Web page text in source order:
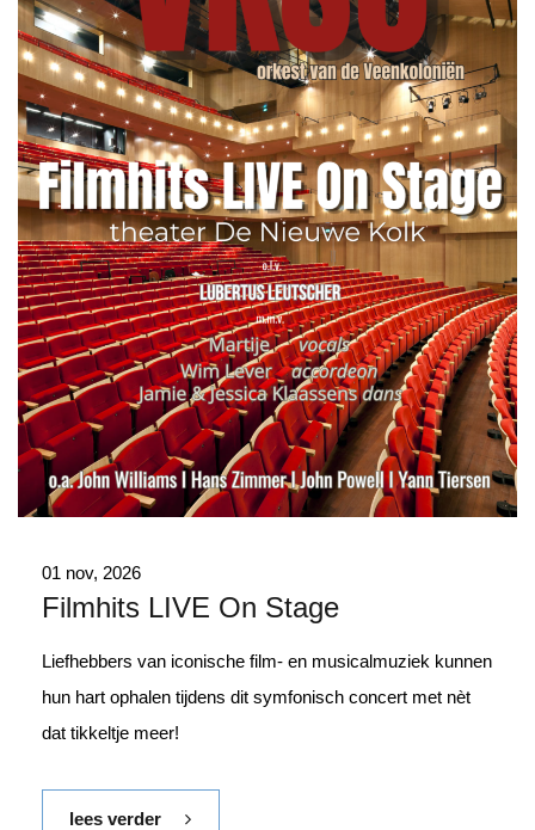
01 nov, 2026
Filmhits LIVE On Stage
Liefhebbers van iconische film- en musicalmuziek kunnen
hun hart ophalen tijdens dit symfonisch concert met nèt
dat tikkeltje meer!
lees verder